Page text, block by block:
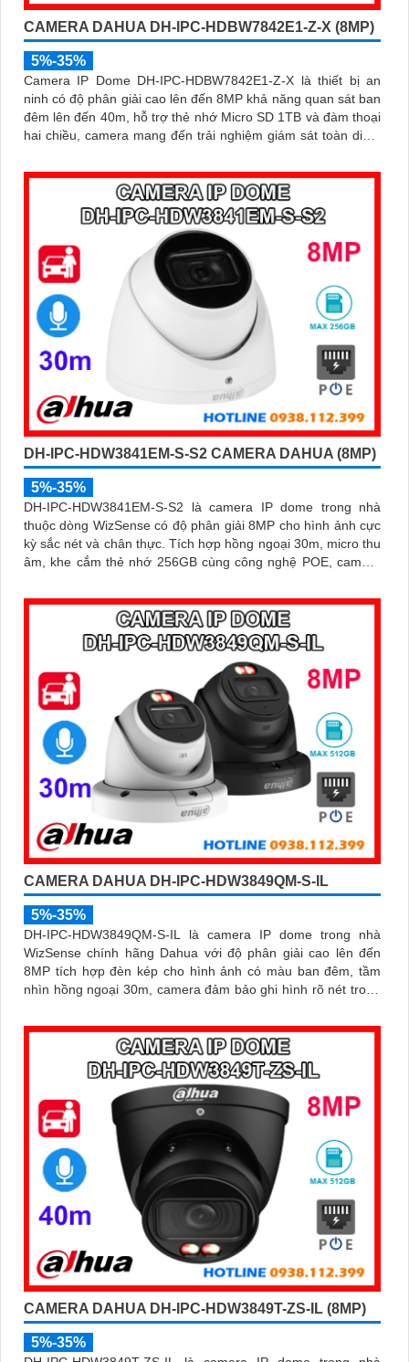
CAMERA DAHUA DH-IPC-HDBW7842E1-Z-X (8MP)
5%-35%
Camera IP Dome DH-IPC-HDBW7842E1-Z-X là thiết bị an
ninh có độ phân giải cao lên đến 8MP khả năng quan sát ban
đêm lên đến 40m, hỗ trợ thẻ nhớ Micro SD 1TB và đàm thoại
hai chiều, camera mang đến trải nghiệm giám sát toàn diện.
mặt và đếm người giúp nâng cao hiệu quả quản lý và an ninh
cho mọi không gian trong nhà
DH-IPC-HDW3841EM-S-S2 CAMERA DAHUA (8MP)
5%-35%
DH-IPC-HDW3841EM-S-S2 là camera IP dome trong nhà
thuộc dòng WizSense có độ phân giải 8MP cho hình ảnh cực
kỳ sắc nét và chân thực. Tích hợp hồng ngoại 30m, micro thu
âm, khe cắm thẻ nhớ 256GB cùng công nghệ POE, camera
CAMERA DAHUA DH-IPC-HDW3849QM-S-IL
5%-35%
DH-IPC-HDW3849QM-S-IL là camera IP dome trong nhà
WizSense chính hãng Dahua với độ phân giải cao lên đến
8MP tích hợp đèn kép cho hình ảnh có màu ban đêm, tầm
nhìn hồng ngoại 30m, camera đảm bảo ghi hình rõ nét trong
tích hợp micro ghi âm, chuẩn POE và khả năng nhận diện
chính xác người và phương tiện giám sát an ninh tốt
CAMERA DAHUA DH-IPC-HDW3849T-ZS-IL (8MP)
5%-35%